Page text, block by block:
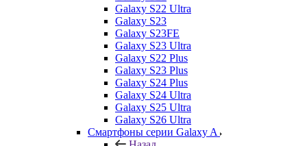
Galaxy S22 Ultra
Galaxy S23
Galaxy S23FE
Galaxy S23 Ultra
Galaxy S22 Plus
Galaxy S23 Plus
Galaxy S24 Plus
Galaxy S24 Ultra
Galaxy S25 Ultra
Galaxy S26 Ultra
Смартфоны серии Galaxy A